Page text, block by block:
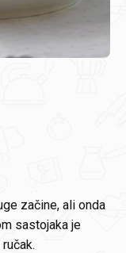
začine, ali onda
sastojaka je